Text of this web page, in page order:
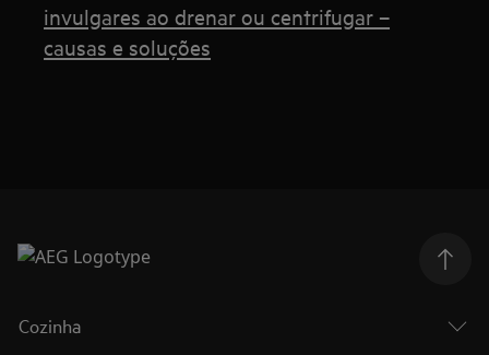
invulgares ao drenar ou centrifugar –
causas e soluções
Cozinha